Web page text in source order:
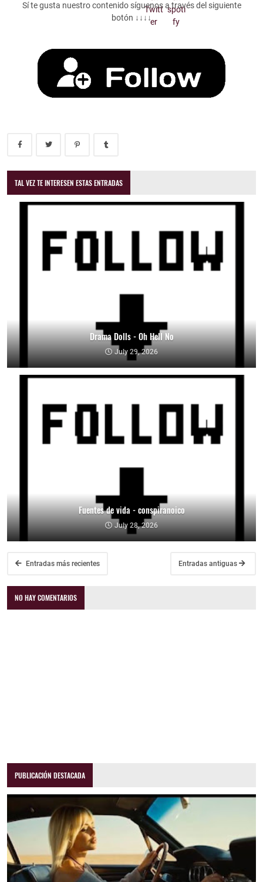
Sí te gusta nuestro contenido síguenos a través del siguiente
botón ↓↓↓↓
TAL VEZ TE INTERESEN ESTAS ENTRADAS
Drama Dolls - Oh Hell No
July 29, 2026
Fuentes de vida - conspiranoico
July 28, 2026
Entradas más recientes Entradas antiguas
NO HAY COMENTARIOS
PUBLICACIÓN DESTACADA